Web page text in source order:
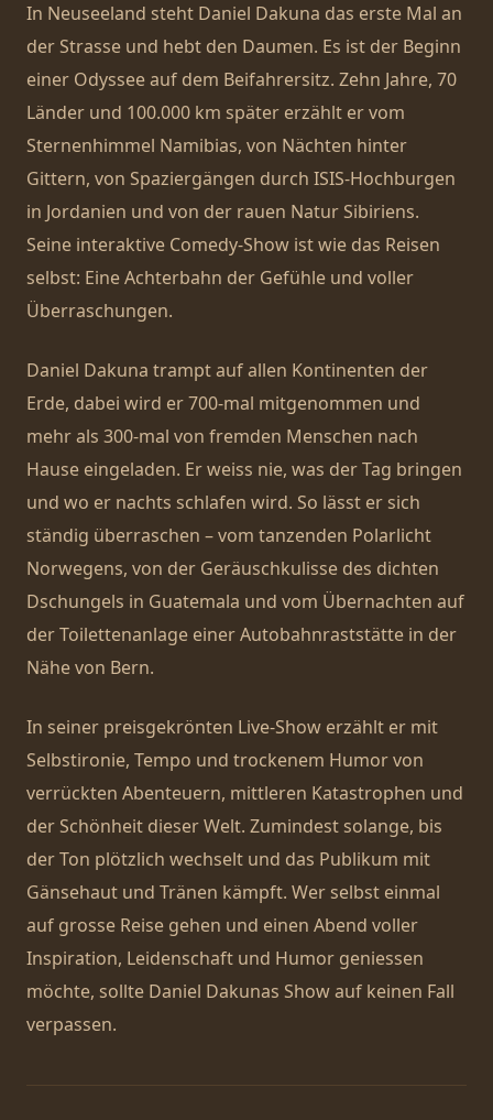
In Neuseeland steht Daniel Dakuna das erste Mal an
der Strasse und hebt den Daumen. Es ist der Beginn
einer Odyssee auf dem Beifahrersitz. Zehn Jahre, 70
Länder und 100.000 km später erzählt er vom
Sternenhimmel Namibias, von Nächten hinter
Gittern, von Spaziergängen durch ISIS-Hochburgen
in Jordanien und von der rauen Natur Sibiriens.
Seine interaktive Comedy-Show ist wie das Reisen
selbst: Eine Achterbahn der Gefühle und voller
Überraschungen.
Daniel Dakuna trampt auf allen Kontinenten der
Erde, dabei wird er 700-mal mitgenommen und
mehr als 300-mal von fremden Menschen nach
Hause eingeladen. Er weiss nie, was der Tag bringen
und wo er nachts schlafen wird. So lässt er sich
ständig überraschen – vom tanzenden Polarlicht
Norwegens, von der Geräuschkulisse des dichten
Dschungels in Guatemala und vom Übernachten auf
der Toilettenanlage einer Autobahnraststätte in der
Nähe von Bern.
In seiner preisgekrönten Live-Show erzählt er mit
Selbstironie, Tempo und trockenem Humor von
verrückten Abenteuern, mittleren Katastrophen und
der Schönheit dieser Welt. Zumindest solange, bis
der Ton plötzlich wechselt und das Publikum mit
Gänsehaut und Tränen kämpft. Wer selbst einmal
auf grosse Reise gehen und einen Abend voller
Inspiration, Leidenschaft und Humor geniessen
möchte, sollte Daniel Dakunas Show auf keinen Fall
verpassen.